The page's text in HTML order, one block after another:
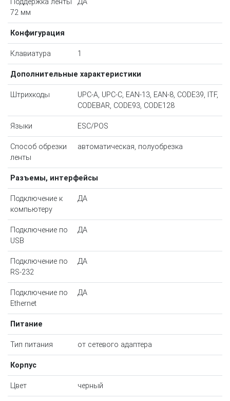
72 мм
Конфигурация
Клавиатура 1
Дополнительные характеристики
Штрихкоды
UPC-A, UPC-C, EAN-13, EAN-8, CODE39, ITF,
CODEBAR, CODE93, CODE128
Языки ESC/POS
Способ обрезки
ленты
автоматическая, полуобрезка
Разъемы, интерфейсы
Подключение к
компьютеру
ДА
Подключение по
USB
ДА
Подключение по
RS-232
ДА
Подключение по
Ethernet
ДА
Питание
Тип питания от сетевого адаптера
Корпус
Цвет черный